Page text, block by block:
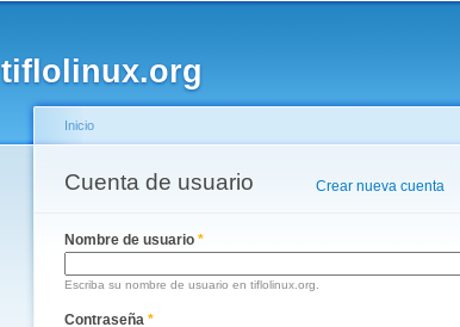
tiflolinux.org
Se encuentra usted aquí
Inicio
Cuenta de usuario
Solapas principales Crear nueva cuenta
Nombre de usuario *
Escriba su nombre de usuario en tiflolinux.org.
Contraseña *